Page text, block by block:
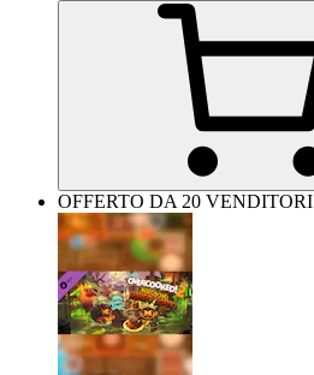
OFFERTO DA 20 VENDITORI